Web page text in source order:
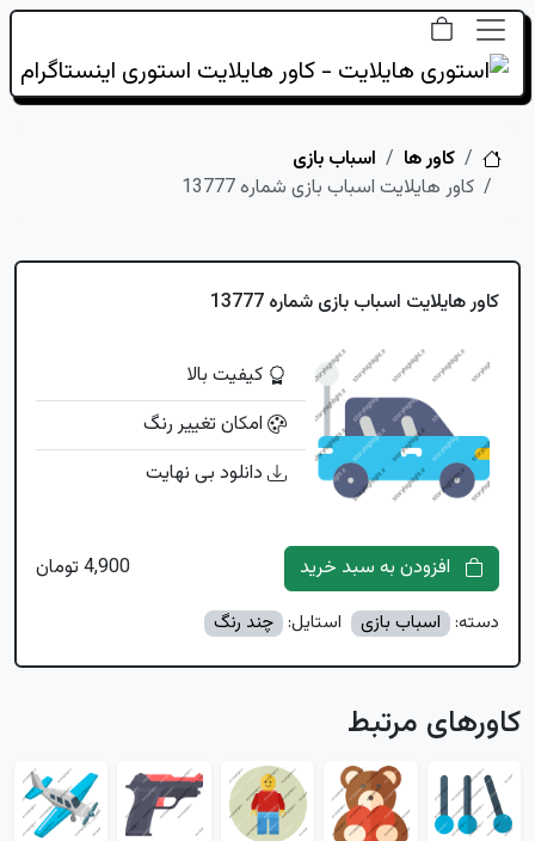
خانهکاور ها
اسباب بازی
کاور هایلایت اسباب بازی شماره 13777
کاور هایلایت اسباب بازی شماره 13777
کیفیت بالا
امکان تغییر رنگ
دانلود بی نهایت
4,900 تومان
دسته: اسباب بازی استایل: چند رنگ
کاورهای مرتبط